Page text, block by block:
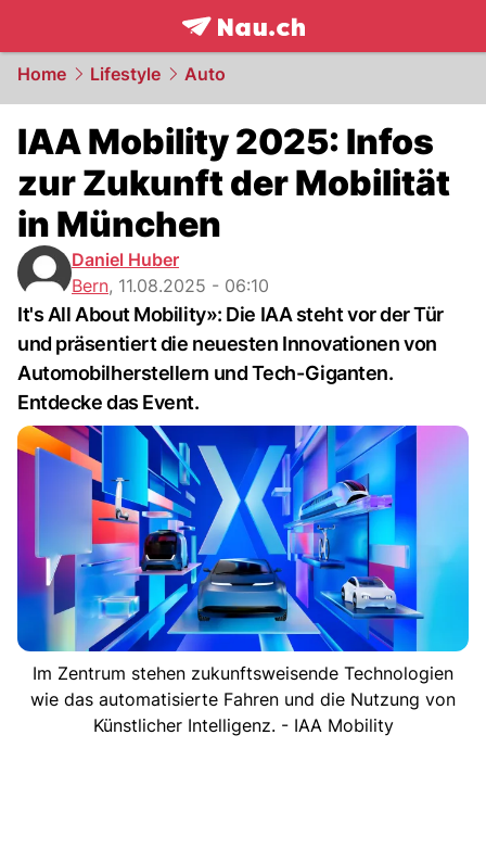
frontpage.NAU.ch
Home Lifestyle Auto
IAA Mobility 2025: Infos
zur Zukunft der Mobilität
in München
Daniel Huber
Bern, 11.08.2025 - 06:10
It's All About Mobility»: Die IAA steht vor der Tür
und präsentiert die neuesten Innovationen von
Automobilherstellern und Tech-Giganten.
Entdecke das Event.
Im Zentrum stehen zukunftsweisende Technologien
wie das automatisierte Fahren und die Nutzung von
Künstlicher Intelligenz. - IAA Mobility